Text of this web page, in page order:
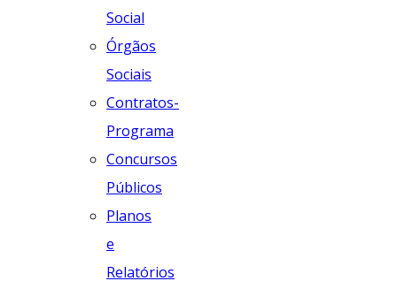
Social
Órgãos
Sociais
Contratos-
Programa
Concursos
Públicos
Planos
e
Relatórios